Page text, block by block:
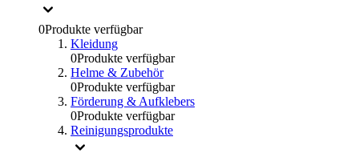
0Produkte verfügbar
Kleidung
0Produkte verfügbar
Helme & Zubehör
0Produkte verfügbar
Förderung & Aufklebers
0Produkte verfügbar
Reinigungsprodukte